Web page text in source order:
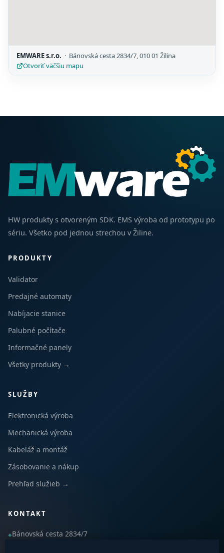
EMWARE s.r.o. · Bánovská cesta 2834/7, 010 01 Žilina
Otvoriť väčšiu mapu
HW produkty s otvoreným SDK. EMS výroba od prototypu po
sériu. Všetko pod jednou strechou v Žiline.
PRODUKTY
Validator
Predajné automaty
Nabíjacie stanice
Palubné počítače
Informačné panely
Všetky produkty →
SLUŽBY
Elektronická výroba
Mechanická výroba
Kabeláž a montáž
Zásobovanie a nákup
Prehľad služieb →
KONTAKT
⌖Bánovská cesta 2834/7